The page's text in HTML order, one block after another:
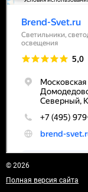
© 2026
Полная версия сайта